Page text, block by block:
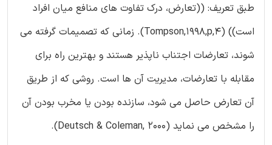
طبق تعریف: ((تعارض، درک تفاوت های منافع میان افراد
است)) (Tompson,1998,p,4). زمانی که تصمیمات گرفته می
شوند، تعارضات اجتناب ناپذیر هستند و بهترین راه برای
مقابله با تعارضات، مدیریت آن ها است. روشی که از طریق
آن تعارض حاصل می شود، سازنده بودن یا مخرب بودن آن
را مشخص می نماید (Deutsch & Coleman, 2000).